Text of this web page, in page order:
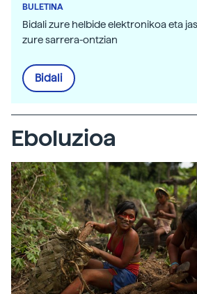
BULETINA
Bidali zure helbide elektronikoa eta
zure sarrera-ontzian
Bidali
Eboluzioa